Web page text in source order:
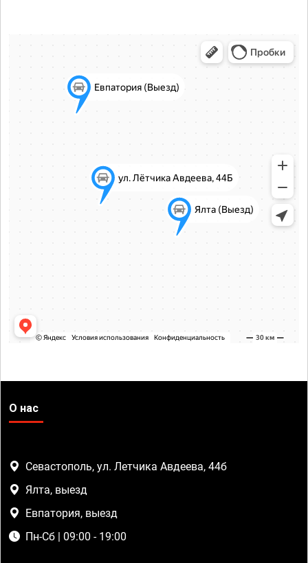
О нас
Севастополь, ул. Летчика Авдеева, 44б
Ялта, выезд
Евпатория, выезд
Пн-Сб | 09:00 - 19:00